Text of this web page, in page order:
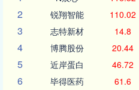
2 锐翔智能 110.02
3 志特新材 14.8
4 博腾股份 20.44
5 近岸蛋白 46.72
6 毕得医药 61.6